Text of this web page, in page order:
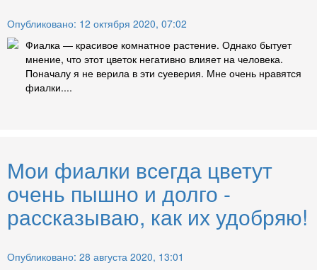
Опубликовано: 12 октября 2020, 07:02
Фиалка — красивое комнатное растение. Однако бытует
мнение, что этот цветок негативно влияет на человека.
Поначалу я не верила в эти суеверия. Мне очень нравятся
фиалки....
Мои фиалки всегда цветут
очень пышно и долго -
рассказываю, как их удобряю!
Опубликовано: 28 августа 2020, 13:01